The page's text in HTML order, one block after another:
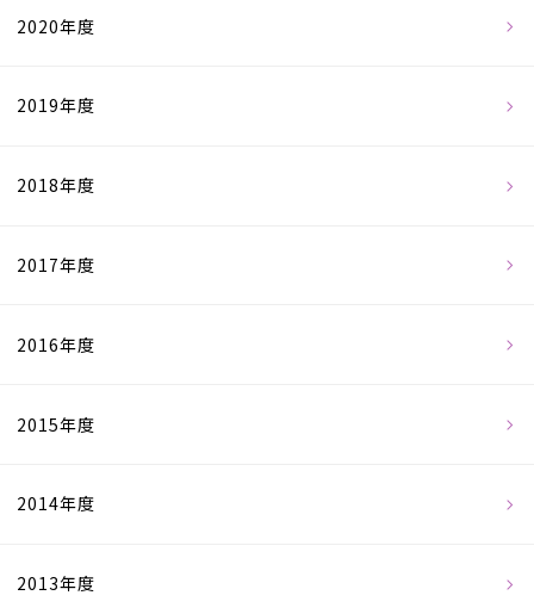
2020年度
2019年度
2018年度
2017年度
2016年度
2015年度
2014年度
2013年度